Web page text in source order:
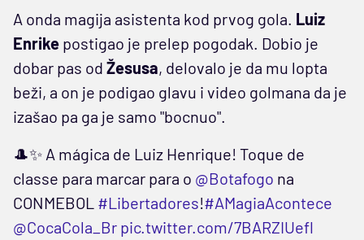
A onda magija asistenta kod prvog gola. Luiz
Enrike postigao je prelep pogodak. Dobio je
dobar pas od Žesusa, delovalo je da mu lopta
beži, a on je podigao glavu i video golmana da je
izašao pa ga je samo "bocnuo".
🎩✨ A mágica de Luiz Henrique! Toque de
classe para marcar para o @Botafogo na
CONMEBOL #Libertadores!#AMagiaAcontece
@CocaCola_Br pic.twitter.com/7BARZIUefl